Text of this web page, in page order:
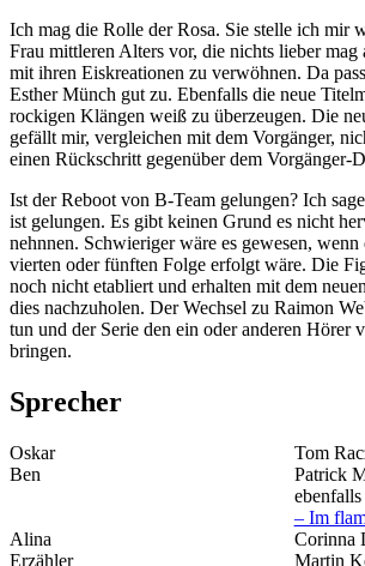
Ich mag die Rolle der Rosa. Sie stelle ich mir
Frau mittleren Alters vor, die nichts lieber mag
mit ihren Eiskreationen zu verwöhnen. Da
Esther Münch gut zu. Ebenfalls die neue
rockigen Klängen weiß zu überzeugen. Die
gefällt mir, vergleichen mit dem Vorgänger,
einen Rückschritt gegenüber dem Vorgänger-
Ist der Reboot von B-Team gelungen? Ich
ist gelungen. Es gibt keinen Grund es nicht
nehnnen. Schwieriger wäre es gewesen, wenn
vierten oder fünften Folge erfolgt wäre. Die
noch nicht etabliert und erhalten mit dem
dies nachzuholen. Der Wechsel zu Raimon
tun und der Serie den ein oder anderen Hörer
bringen.
Sprecher
Oskar
Tom
Ben
Patrick
ebenfalls
– Im
Alina
Corinna
Erzähler
Martin